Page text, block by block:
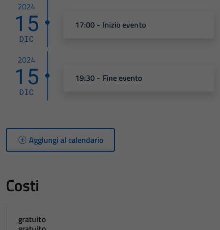
2024
15
DIC
17:00 - Inizio evento
2024
15
DIC
19:30 - Fine evento
Aggiungi al calendario
Costi
gratuito